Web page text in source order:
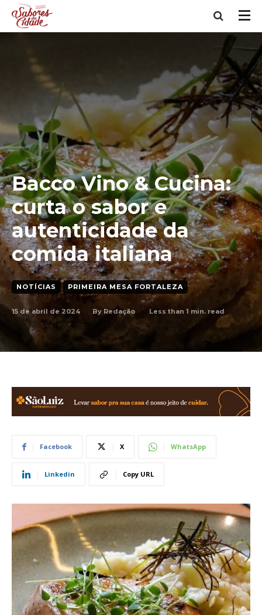
Bacco Vino & Cucina:
curta o sabor e
autenticidade da
comida italiana
NOTÍCIAS PRIMEIRA MESA FORTALEZA
15 de abril de 2024 By Redação Less than 1 min. read
Facebook X WhatsApp
Linkedin Copy URL